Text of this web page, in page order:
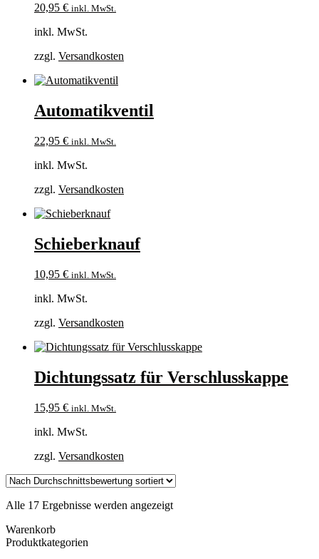
20,95 € inkl. MwSt.
inkl. MwSt.
zzgl. Versandkosten
Automatikventil
22,95 € inkl. MwSt.
inkl. MwSt.
zzgl. Versandkosten
Schieberknauf
10,95 € inkl. MwSt.
inkl. MwSt.
zzgl. Versandkosten
Dichtungssatz für Verschlusskappe
15,95 € inkl. MwSt.
inkl. MwSt.
zzgl. Versandkosten
Alle 17 Ergebnisse werden angezeigtNach
Warenkorb
Produktkategorien